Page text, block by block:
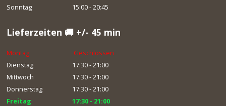
Sonntag
15:00 - 20:45
Lieferzeiten 🚚 +/- 45 min
Montag
Geschlossen
Dienstag
17:30 - 21:00
Mittwoch
17:30 - 21:00
Donnerstag
17:30 - 21:00
Freitag
17:30 - 21:00